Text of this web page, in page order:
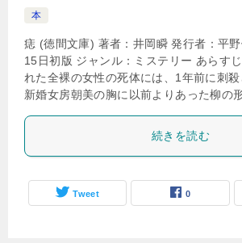
本
痣 (徳間文庫) 著者：井岡瞬 発行者：平
15日初版 ジャンル：ミステリー あらす
れた全裸の女性の死体には、1年前に刺
新婚女房朝美の胸に以前よりあった柳の
続きを読む
Tweet 0